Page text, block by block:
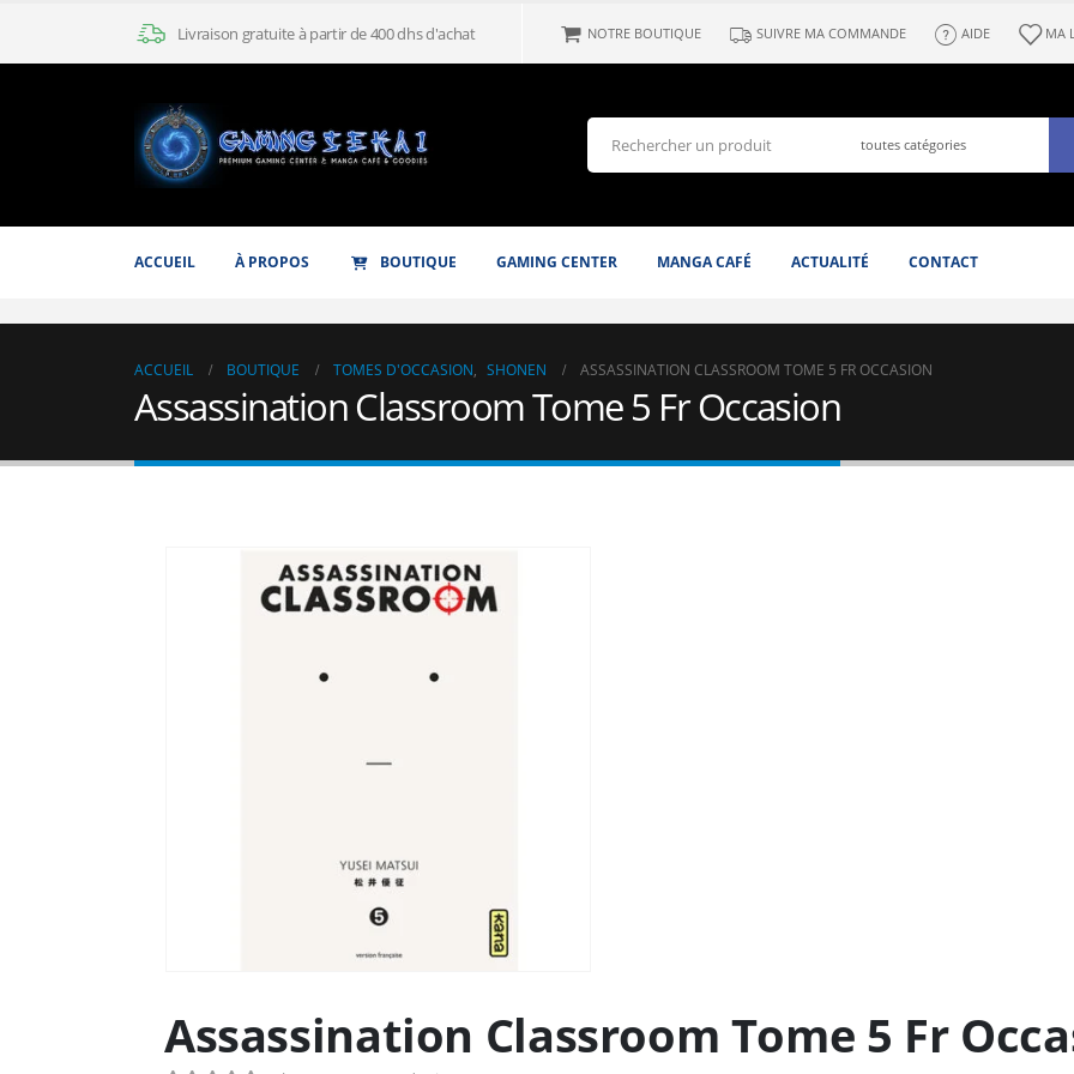
Livraison gratuite à partir de 400 dhs d'achat NOTRE BOUTIQUE SUIVRE MA COMMANDE AIDE MA
ACCUEIL À PROPOS BOUTIQUE GAMING CENTER MANGA CAFÉ ACTUALITÉ CONTACT
ACCUEIL BOUTIQUE TOMES D'OCCASION, SHONEN ASSASSINATION CLASSROOM TOME 5 FR OCCASION
Assassination Classroom Tome 5 Fr Occasion
Assassination Classroom Tome 5 Fr